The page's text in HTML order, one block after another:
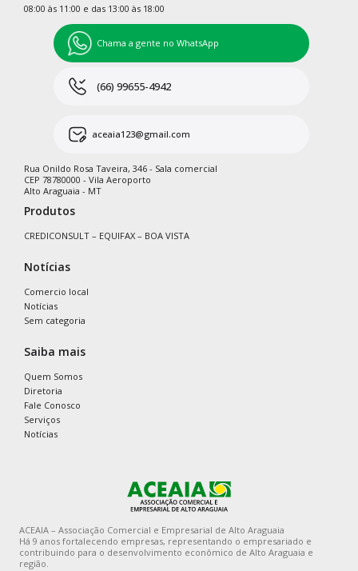
08:00 às 11:00 e das 13:00 às 18:00
Chama a gente no WhatsApp
(66) 99655-4942
aceaia123@gmail.com
Rua Onildo Rosa Taveira, 346 - Sala comercial
CEP 78780000 - Vila Aeroporto
Alto Araguaia - MT
Produtos
CREDICONSULT – EQUIFAX – BOA VISTA
Notícias
Comercio local
Notícias
Sem categoria
Saiba mais
Quem Somos
Diretoria
Fale Conosco
Serviços
Notícias
ACEAIA – Associação Comercial e Empresarial de Alto Araguaia
Há 9 anos fortalecendo empresas, representando o empresariado e
contribuindo para o desenvolvimento econômico de Alto Araguaia e
região.